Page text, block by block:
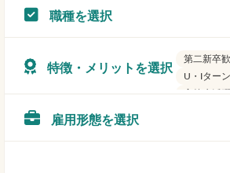
業種を変更
お問い合わせ
職種を選択
特徴・メリットを選択
第二新卒
U・Iター
高校生活
雇用形態を選択